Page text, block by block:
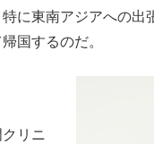
に東南アジアへの出
国するのだ。
リニ